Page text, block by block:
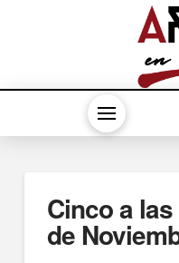
Cinco a
de